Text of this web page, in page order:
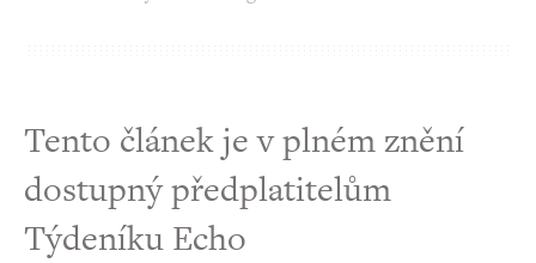
Tento článek je v plném znění
dostupný předplatitelům
Týdeníku Echo